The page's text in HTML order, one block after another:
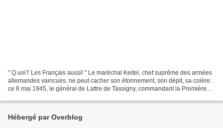
" Q uoi? Les Français aussi! " Le maréchal Keitel, chef suprême des armées
allemandes vaincues, ne peut cacher son étonnement, son dépit, sa colère:
ce 8 mai 1945, le général de Lattre de Tassigny, commandant la Première
Hébergé par Overblog